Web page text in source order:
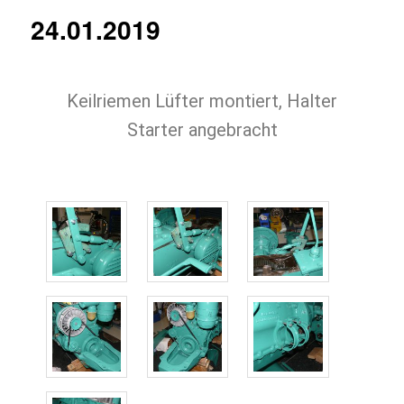
24.01.2019
Keilriemen Lüfter montiert, Halter
Starter angebracht